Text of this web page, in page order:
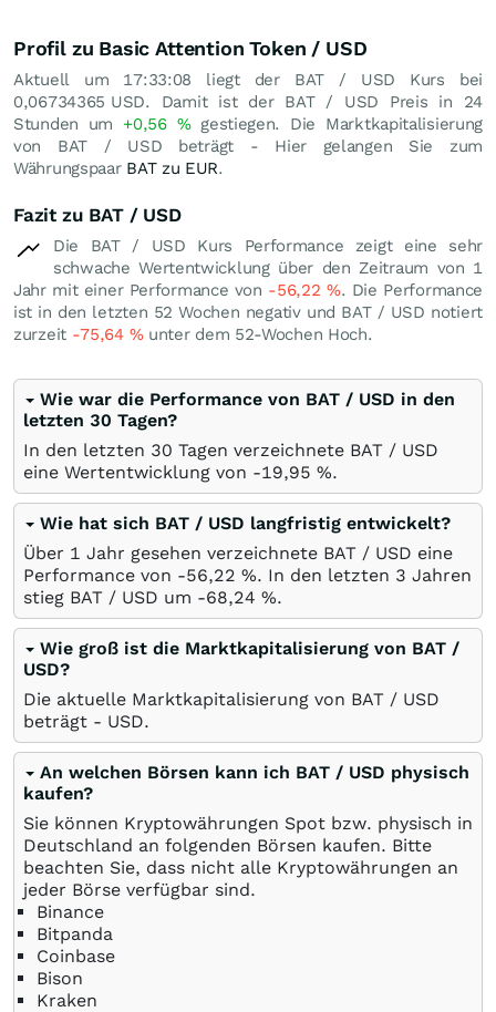
Profil zu Basic Attention Token / USD
Aktuell um 17:33:08 liegt der BAT / USD Kurs bei
0,06734365 USD. Damit ist der BAT / USD Preis in 24
Stunden um +0,56 %gestiegen. Die Marktkapitalisierung
von BAT / USD beträgt - Hier gelangen Sie zum
Währungspaar BAT zu EUR.
Fazit zu BAT / USD
Die BAT / USD Kurs Performance zeigt eine sehr
schwache Wertentwicklung über den Zeitraum von 1
Jahr mit einer Performance von -56,22 %. Die Performance
ist in den letzten 52 Wochen negativ und BAT / USD notiert
zurzeit -75,64 %unter dem 52-Wochen Hoch.
Wie war die Performance von BAT / USD in den
letzten 30 Tagen?
In den letzten 30 Tagen verzeichnete BAT / USD
eine Wertentwicklung von -19,95 %.
Wie hat sich BAT / USD langfristig entwickelt?
Über 1 Jahr gesehen verzeichnete BAT / USD eine
Performance von -56,22 %. In den letzten 3 Jahren
stieg BAT / USD um -68,24 %.
Wie groß ist die Marktkapitalisierung von BAT /
USD?
Die aktuelle Marktkapitalisierung von BAT / USD
beträgt - USD.
An welchen Börsen kann ich BAT / USD physisch
kaufen?
Sie können Kryptowährungen Spot bzw. physisch in
Deutschland an folgenden Börsen kaufen. Bitte
beachten Sie, dass nicht alle Kryptowährungen an
jeder Börse verfügbar sind.
Binance
Bitpanda
Coinbase
Bison
Kraken